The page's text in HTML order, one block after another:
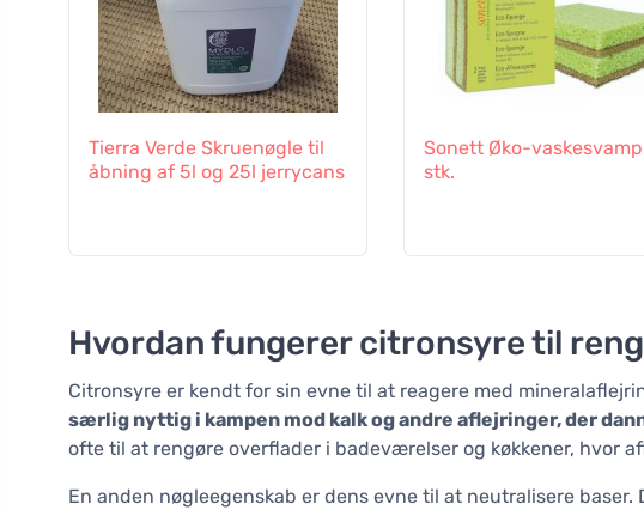
Tierra Verde Skruenøgle til
åbning af 5l og 25l jerrycans
Sonett Øko-
stk.
Hvordan fungerer citronsyre til
Citronsyre er kendt for sin evne til at reagere med
særlig nyttig i kampen mod kalk og andre aflejringer, der
ofte til at rengøre overflader i badeværelser og køkkener, hvor
En anden nøgleegenskab er dens evne til at neutralisere